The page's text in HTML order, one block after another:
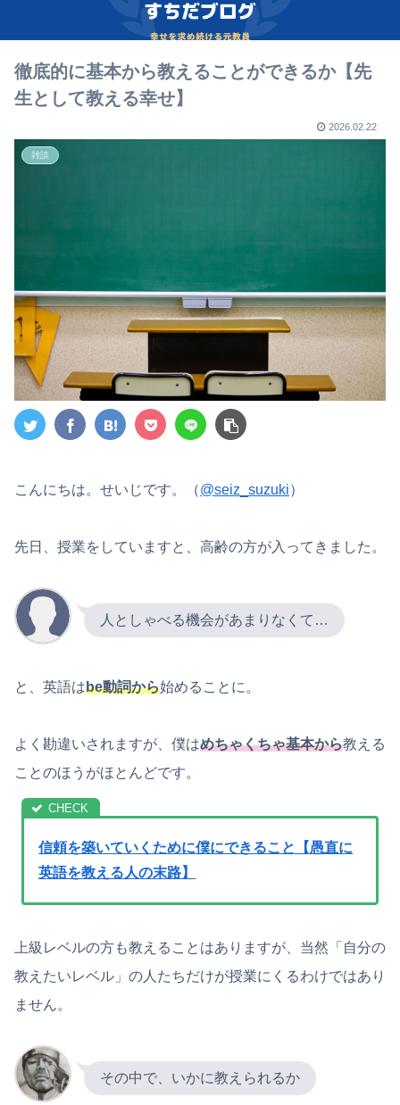
徹底的に基本から教えることができるか【先
生として教える幸せ】
2026.02.22
雑談
こんにちは。せいじです。（@seiz_suzuki）
先日、授業をしていますと、高齢の方が入ってきました。
人としゃべる機会があまりなくて…
と、英語はbe動詞から始めることに。
よく勘違いされますが、僕はめちゃくちゃ基本から教える
ことのほうがほとんどです。
信頼を築いていくために僕にできること【愚直に
英語を教える人の末路】
上級レベルの方も教えることはありますが、当然「自分の
教えたいレベル」の人たちだけが授業にくるわけではあり
ません。
その中で、いかに教えられるか